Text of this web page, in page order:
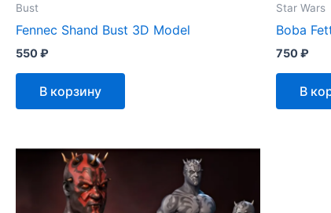
Bust
Fennec Shand Bust 3D Model
550₽
В корзину
Star Wars
Boba
750₽
В